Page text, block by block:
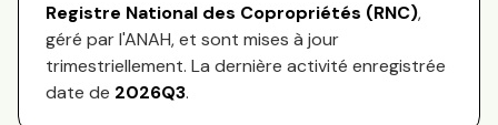
Registre National des Copropriétés (RNC),
géré par l'ANAH, et sont mises à jour
trimestriellement. La dernière activité enregistrée
date de 2026Q3.